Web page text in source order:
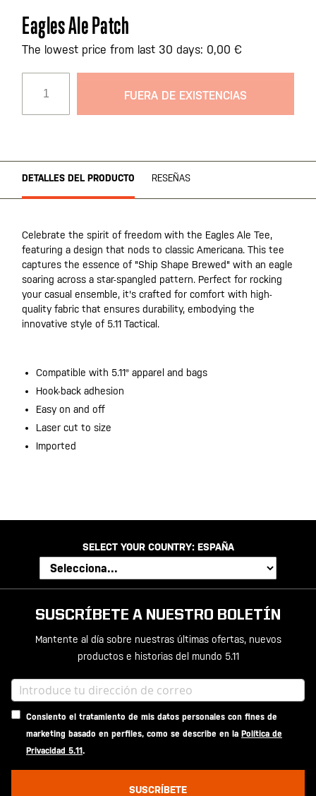
Saltar
al
comienzo
galería
de
Eagles Ale Patch
The lowest price from last 30 days: 0,00 €
FUERA DE EXISTENCIAS
DETALLES DEL PRODUCTO RESEÑAS
Celebrate the spirit of freedom with the Eagles Ale Tee,
featuring a design that nods to classic Americana. This tee
captures the essence of "Ship Shape Brewed" with an eagle
soaring across a star-spangled pattern. Perfect for rocking
your casual ensemble, it's crafted for comfort with high-
quality fabric that ensures durability, embodying the
innovative style of 5.11 Tactical.
Compatible with 5.11® apparel and bags
Hook-back adhesion
Easy on and off
Laser cut to size
Imported
SELECT YOUR COUNTRY: ESPAÑA
SUSCRÍBETE A NUESTRO BOLETÍN
Mantente al día sobre nuestras últimas ofertas, nuevos
productos e historias del mundo 5.11
Consiento el tratamiento de mis datos personales con fines de
marketing basado en perfiles, como se describe en la Política de
Privacidad 5.11.
SUSCRÍBETE